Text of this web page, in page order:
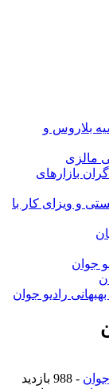
بلاروس و
مالزی
بازارهای
و ویزای کار با
جوان
رادیو جوان
- 988 بازدید